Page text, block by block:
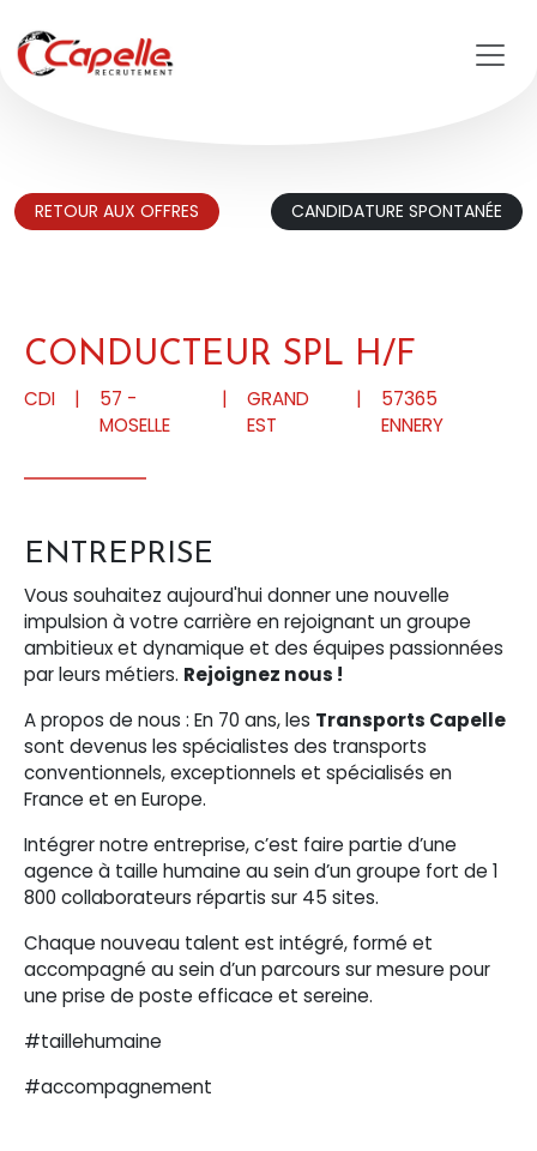
RETOUR AUX OFFRES CANDIDATURE SPONTANÉE
CONDUCTEUR SPL H/F
CDI |
57 -
MOSELLE
|
GRAND
EST
|
57365
ENNERY
ENTREPRISE
Vous souhaitez aujourd'hui donner une nouvelle
impulsion à votre carrière en rejoignant un groupe
ambitieux et dynamique et des équipes passionnées
par leurs métiers. Rejoignez nous !
A propos de nous : En 70 ans, les Transports Capelle
sont devenus les spécialistes des transports
conventionnels, exceptionnels et spécialisés en
France et en Europe.
Intégrer notre entreprise, c’est faire partie d’une
agence à taille humaine au sein d’un groupe fort de 1
800 collaborateurs répartis sur 45 sites.
Chaque nouveau talent est intégré, formé et
accompagné au sein d’un parcours sur mesure pour
une prise de poste efficace et sereine.
#taillehumaine
#accompagnement